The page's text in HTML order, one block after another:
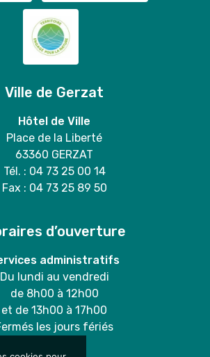
Ville de Gerzat
Hôtel de Ville
Place de la Liberté
63360 GERZAT
Tél. : 04 73 25 00 14
Fax : 04 73 25 89 50
d’ouverture
administratifs
Du lundi au vendredi
de 8h00 à 12h00
et de 13h00 à 17h00
les jours fériés